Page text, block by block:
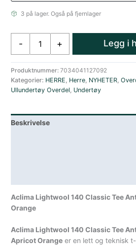
3 på lager. Også på fjernlager
-
Lightwool
140
Klassisk
T-
Gevir
Oransje
+ Legg i
Produktnummer:7034041127092
Kategorier: HERRE, Herre, NYHETER,
Ullundertøy Overdel, Undertøy
Beskrivelse
Aclima Lightwool 140 Classic Tee
Orange
Aclima Lightwool 140 Classic Tee
Apricot Orange er en lett og teknisk